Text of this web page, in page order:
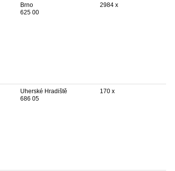
Brno
625 00
2984 x
Uherské Hradiště
686 05
170 x